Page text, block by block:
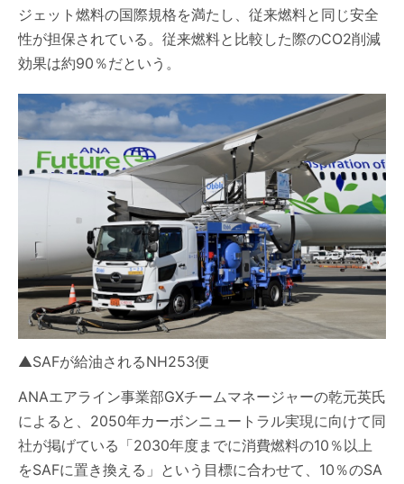
ジェット燃料の国際規格を満たし、従来燃料と同じ安全
性が担保されている。従来燃料と比較した際のCO2削減
効果は約90％だという。
▲SAFが給油されるNH253便
ANAエアライン事業部GXチームマネージャーの乾元英氏
によると、2050年カーボンニュートラル実現に向けて同
社が掲げている「2030年度までに消費燃料の10％以上
をSAFに置き換える」という目標に合わせて、10％のSA